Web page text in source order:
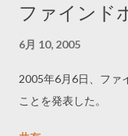
ファインド
6月 10, 2005
2005年6月6日、ファ
ことを発表した。